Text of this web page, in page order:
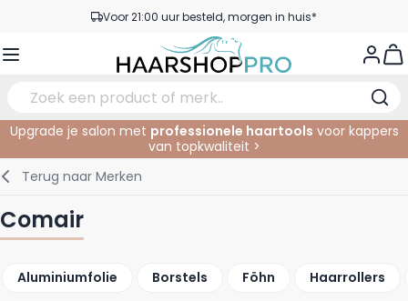
Ga naar de inhoudVoor 21:00 uur besteld, morgen in huis*
Gratis verzending vanaf €50,- excl. BTW
Verzorging
Haarkleuring
Haarmode
In de Salon
Kleuren
Permanenten
Elektrisch
Knipbenodigdheden
Gezichtsverzorging
Tanning
Oogverzorging
Wenkbrauwen
Lippen
Accessoires
Nagelproducten
SALE
Upgrade je salon met professionele haartools voor kappers
van topkwaliteit >
Terug naar Merken
Comair
Aluminiumfolie Borstels Föhn Haarrollers